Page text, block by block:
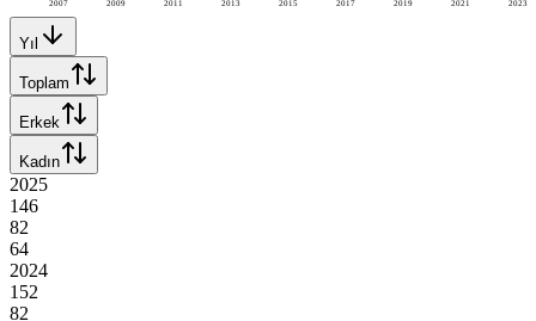
2007 2009 2011 2013 2015 2017 2019 2021 2023
Yıl
Toplam
Erkek
Kadın
2025
146
82
64
2024
152
82